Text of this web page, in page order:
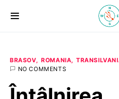
BRASOV ROMANIA
NO COMMENTS